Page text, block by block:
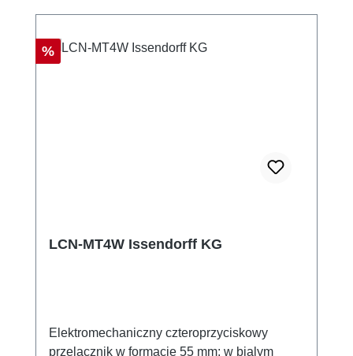
Rabat
%
LCN-MT4W Issendorff KG
Elektromechaniczny czteroprzyciskowy
przelacznik w formacie 55 mm; w bialym